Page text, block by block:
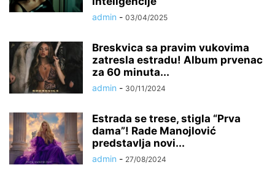
admin - 03/04/2025
Breskvica sa pravim vukovima
zatresla estradu! Album prvenac
za 60 minuta...
admin - 30/11/2024
Estrada se trese, stigla “Prva
dama”! Rade Manojlović
predstavlja novi...
admin - 27/08/2024